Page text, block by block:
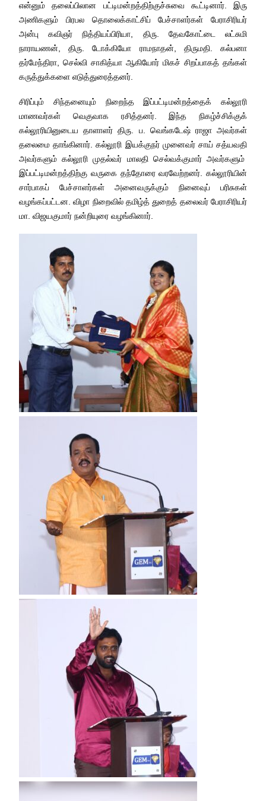
என்னும் தலைப்பிலான பட்டிமன்றத்திற்குச்சுவை கூட்டினார். இரு
அணிகளும் பிரபல தொலைக்காட்சிப் பேச்சாளர்கள் பேராசிரியர்
அன்பு கவிஞர் நித்தியப்பிரியா, திரு. தேவகோட்டை லட்சுமி
நாராயணன், திரு. டோக்கியோ ராமநாதன், திருமதி. கல்பனா
தர்மேந்திரா, செல்வி சாகித்யா ஆகியோர் மிகச் சிறப்பாகத் தங்கள்
கருத்துக்களை எடுத்துரைத்தனர்.
சிரிப்பும் சிந்தனையும் நிறைந்த இப்பட்டிமன்றத்தைக் கல்லூரி
மாணவர்கள் வெகுவாக ரசித்தனர். இந்த நிகழ்ச்சிக்குக்
கல்லூரியினுடைய தாளாளர் திரு. ப. வெங்கடேஷ் ராஜா அவர்கள்
தலைமை தாங்கினார். கல்லூரி இயக்குநர் முனைவர் சாய் சத்யவதி
அவர்களும் கல்லூரி முதல்வர் மாலதி செல்வக்குமார் அவர்களும்
இப்பட்டிமன்றத்திற்கு வருகை தந்தோரை வரவேற்றனர். கல்லூரியின்
சார்பாகப் பேச்சாளர்கள் அனைவருக்கும் நினைவுப் பரிசுகள்
வழங்கப்பட்டன. விழா நிறைவில் தமிழ்த் துறைத் தலைவர் பேராசிரியர்
மா. விஜயகுமார் நன்றியுரை வழங்கினார்.